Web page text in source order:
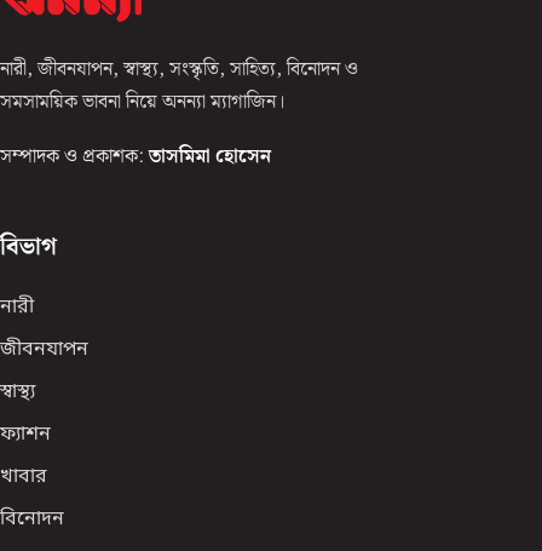
নারী, জীবনযাপন, স্বাস্থ্য, সংস্কৃতি, সাহিত্য, বিনোদন ও
সমসাময়িক ভাবনা নিয়ে অনন্যা ম্যাগাজিন।
সম্পাদক ও প্রকাশক: তাসমিমা হোসেন
বিভাগ
নারী
জীবনযাপন
স্বাস্থ্য
ফ্যাশন
খাবার
বিনোদন